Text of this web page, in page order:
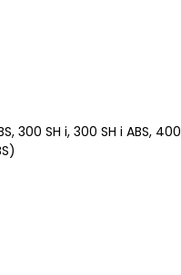
300 SH i, 300 SH i ABS, 400